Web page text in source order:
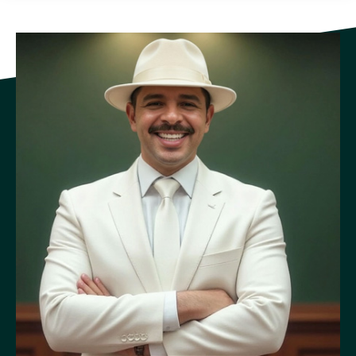
Cancelado el tributo por el derecho de salida del territorio
costarricense por vía aérea, al sujeto obligado al pago se le
entregará un comprobante de pago debidamente aprobado
por la administración tributaria, el cual contendrá la
información personal necesaria para su identificación y
dispondrá de los mecanismos electrónicos de seguridad o de
otra índole necesarios para evitar su reutilización o
falsificación.
En la eventualidad de que no se dé un hecho generador
dentro del plazo que establezca el Reglamento de esta Ley, el
contribuyente quedará facultado para que solicite el reintegro
del tributo respectivo a su ente recaudador, de conformidad
con el procedimiento reglamentario aplicable.